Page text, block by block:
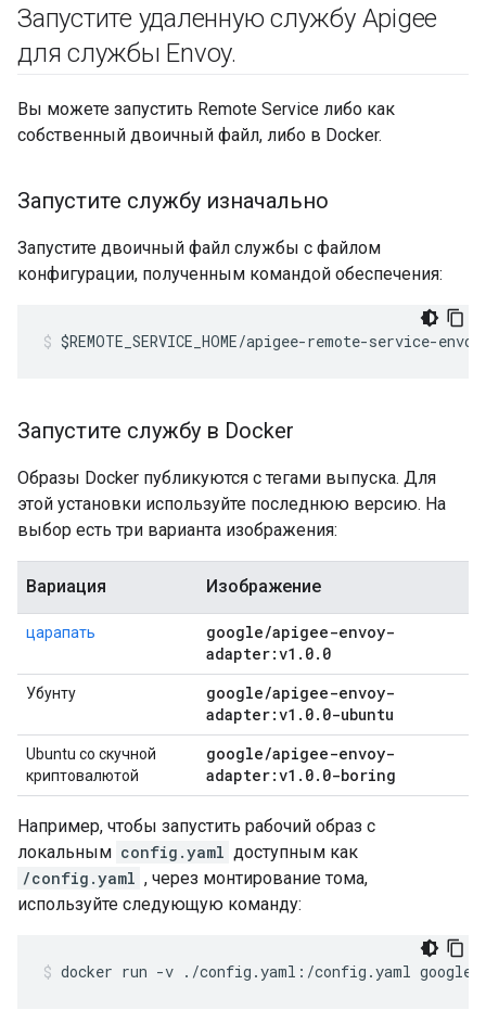
Запустите удаленную службу Apigee
для службы Envoy.
Вы можете запустить Remote Service либо как
собственный двоичный файл, либо в Docker.
Запустите службу изначально
Запустите двоичный файл службы с файлом
конфигурации, полученным командой обеспечения:
$REMOTE_SERVICE_HOME/apigee-remote-service-
Запустите службу в Docker
Образы Docker публикуются с тегами выпуска. Для
этой установки используйте последнюю версию. На
выбор есть три варианта изображения:
Вариация Изображение
царапать google/apigee-envoy-
adapter:v1 . 0. 0
Убунту google/apigee-envoy-
adapter:v1 . 0. 0-ubuntu
Ubuntu со скучной
криптовалютой
google/apigee-envoy-
adapter:v1 . 0. 0-boring
Например, чтобы запустить рабочий образ с
локальным config.yaml доступным как
/config.yaml , через монтирование тома,
используйте следующую команду: